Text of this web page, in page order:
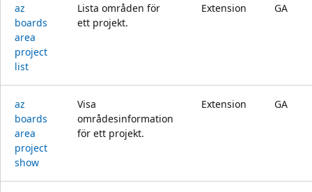
az
boards
area
project
list
Lista områden för
ett projekt.
Extension GA
az
boards
area
project
show
Visa
områdesinformation
för ett projekt.
Extension GA